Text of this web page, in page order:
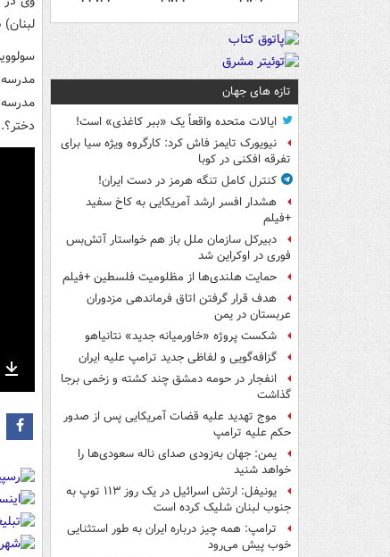
تازه های جهان
ایالات متحده واقعاً یک «ببر کاغذی» است!
نیویورک تایمز فاش کرد: کارگروه ویژه سیا برای
تفرقه افکنی در کوبا
کنترل کامل تنگه هرمز در دست ایران!
هشدار افسر ارشد آمریکایی به کاخ سفید
+فیلم
دبیرکل سازمان ملل باز هم خواستار آتش‌بس
فوری در اوکراین شد
حمایت هلندی‌ها از مظلومیت فلسطین +فیلم
هدف قرار گرفتن اتاق‌ فرماندهی مزدوران
عربستان در یمن
شکست پروژه «خاورمیانه جدید» نتانیاهو
گزافه‌گویی و لفاظی جدید ترامپ علیه ایران
انفجار در حومه دمشق چند کشته و زخمی برجا
گذاشت
موج تهدید علیه قضات آمریکایی پس از صدور
حکم علیه ترامپ
یمن: جهان به‌زودی صدای ناله سعودی‌ها را
خواهد شنید
یونیفل: ارتش اسرائیل در یک روز ۱۱۳ توپ به
جنوب لبنان شلیک کرده است
ترامپ: همه چیز درباره ایران به طور استثنایی
خوب پیش می‌رود
Download